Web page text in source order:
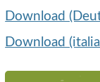
Download
Download